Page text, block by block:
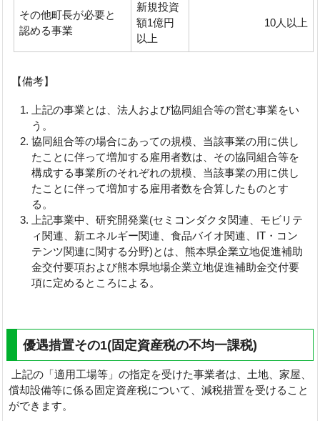
その他町長が必要と
認める事業
新規投資
額1億円
以上
10人以上
【備考】
上記の事業とは、法人および協同組合等の営む事業をい
う。
協同組合等の場合にあっての規模、当該事業の用に供し
たことに伴って増加する雇用者数は、その協同組合等を
構成する事業所のそれぞれの規模、当該事業の用に供し
たことに伴って増加する雇用者数を合算したものとす
る。
上記事業中、研究開発業(セミコンダクタ関連、モビリテ
ィ関連、新エネルギー関連、食品バイオ関連、IT・コン
テンツ関連に関する分野)とは、熊本県企業立地促進補助
金交付要項および熊本県地場企業立地促進補助金交付要
項に定めるところによる。
優遇措置その1(固定資産税の不均一課税)
上記の「適用工場等」の指定を受けた事業者は、土地、家屋、
償却設備等に係る固定資産税について、減税措置を受けること
ができます。